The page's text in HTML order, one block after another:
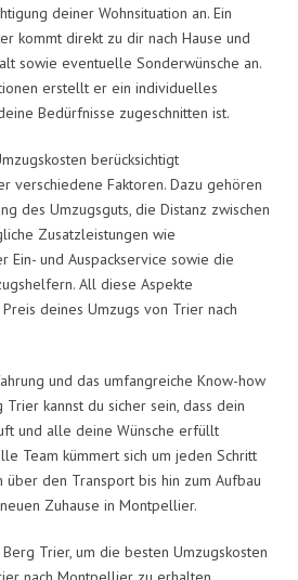
deiner Wohnsituation an. Ein
kommt direkt zu dir nach Hause und
sowie eventuelle Sonderwünsche an.
erstellt er ein individuelles
Bedürfnisse zugeschnitten ist.
berücksichtigt
verschiedene Faktoren. Dazu gehören
des Umzugsguts, die Distanz zwischen
Zusatzleistungen wie
Ein- und Auspackservice sowie die
All diese Aspekte
deines Umzugs von Trier nach
und das umfangreiche Know-how
kannst du sicher sein, dass dein
und alle deine Wünsche erfüllt
Team kümmert sich um jeden Schritt
über den Transport bis hin zum Aufbau
Zuhause in Montpellier.
Trier, um die besten Umzugskosten